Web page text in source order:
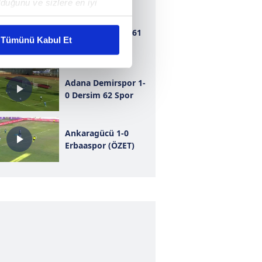
ve sizlere en iyi
karşılamak
kullanılmaktadır. Bu
sunulması
ve sizlere yönelik
detaylı bilgi için Ayarlar
Tümünü Kabul Et
Bursaspor 1-1 1461
Trabzon
Adana Demirspor 1-
0 Dersim 62 Spor
Ankaragücü 1-0
Erbaaspor (ÖZET)